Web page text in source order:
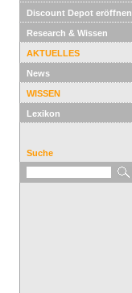
Discount Depot eröffnen
Research & Wissen
AKTUELLES
News
WISSEN
Lexikon
Suche